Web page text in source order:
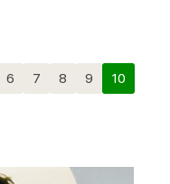
6 7 8 9
10